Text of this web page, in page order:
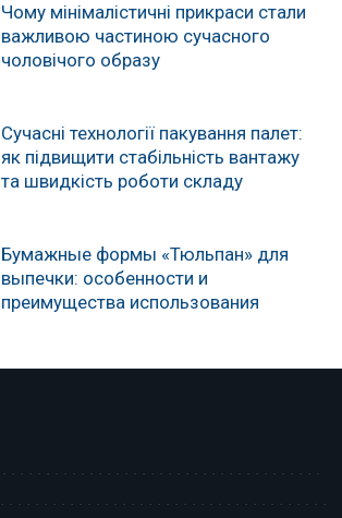
Чому мінімалістичні прикраси стали
важливою частиною сучасного
чоловічого образу
Сучасні технології пакування палет:
як підвищити стабільність вантажу
та швидкість роботи складу
Бумажные формы «Тюльпан» для
выпечки: особенности и
преимущества использования